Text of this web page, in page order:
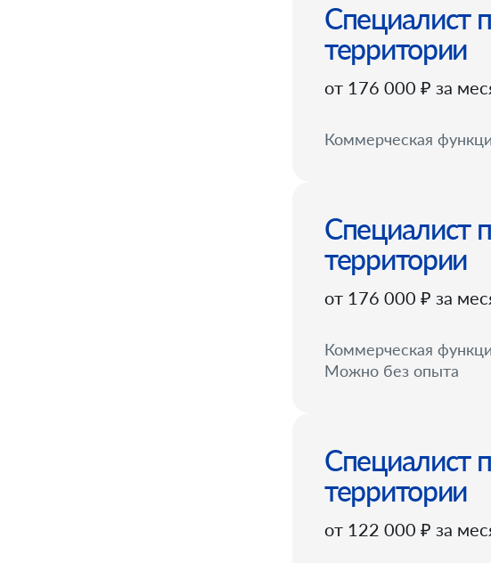
Специалист
территории
от 176 000 ₽ за
Коммерческая
Специалист
территории
от 176 000 ₽ за
Коммерческая
Можно без опыта
Специалист
территории
от 122 000 ₽ за